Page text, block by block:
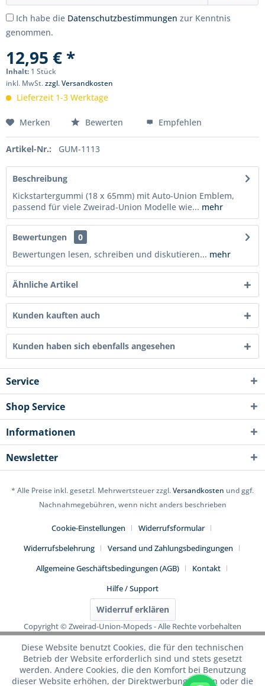
Ich habe die Datenschutzbestimmungen zur Kenntnis
genommen.
12,95 € *
Inhalt: 1 Stück
inkl. MwSt.zzgl. Versandkosten
Lieferzeit 1-3 Werktage
Merken Bewerten Empfehlen
Artikel-Nr.: GUM-1113
Beschreibung
Kickstartergummi (18 x 65mm) mit Auto-Union Emblem,
passend für viele Zweirad-Union Modelle wie... mehr
Bewertungen
0
Bewertungen lesen, schreiben und diskutieren... mehr
Ähnliche Artikel
Kunden kauften auch
Kunden haben sich ebenfalls angesehen
Service
Shop Service
Informationen
Newsletter
* Alle Preise inkl. gesetzl. Mehrwertsteuer zzgl.Versandkosten und ggf.
Nachnahmegebühren, wenn nicht anders beschrieben
Cookie-Einstellungen
Widerrufsformular
Widerrufsbelehrung
Versand und Zahlungsbedingungen
Allgemeine Geschäftsbedingungen (AGB)
Kontakt
Hilfe / Support
Widerruf erklären
Copyright © Zweirad-Union-Mopeds - Alle Rechte vorbehalten
Diese Website benutzt Cookies, die für den technischen
Betrieb der Website erforderlich sind und stets gesetzt
werden. Andere Cookies, die den Komfort bei Benutzung
dieser Website erhöhen, der Direktwerbung dienen oder die